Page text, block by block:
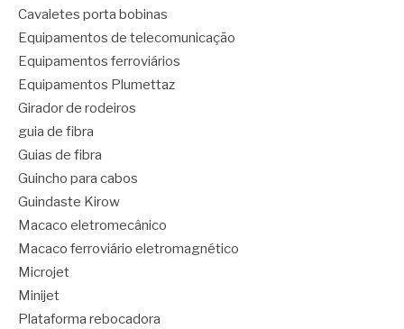
Cavaletes porta bobinas
Equipamentos de telecomunicação
Equipamentos ferroviários
Equipamentos Plumettaz
Girador de rodeiros
guia de fibra
Guias de fibra
Guincho para cabos
Guindaste Kirow
Macaco eletromecânico
Macaco ferroviário eletromagnético
Microjet
Minijet
Plataforma rebocadora